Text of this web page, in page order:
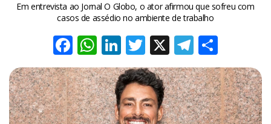
Em entrevista ao Jornal O Globo, o ator afirmou que sofreu com
casos de assédio no ambiente de trabalho
Facebook
WhatsApp
LinkedIn
Twitter
X